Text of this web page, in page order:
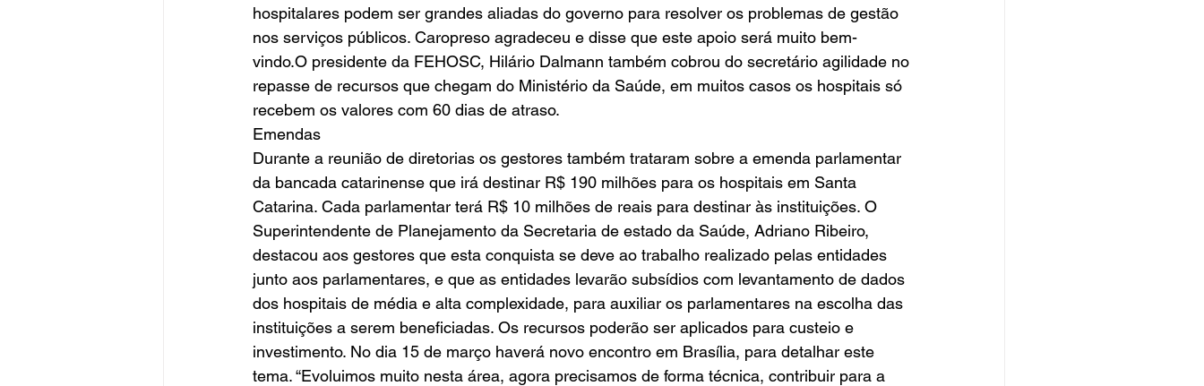
hospitalares podem ser grandes aliadas do governo para resolver os problemas de gestão
nos serviços públicos. Caropreso agradeceu e disse que este apoio será muito bem-
vindo.O presidente da FEHOSC, Hilário Dalmann também cobrou do secretário agilidade no
repasse de recursos que chegam do Ministério da Saúde, em muitos casos os hospitais só
recebem os valores com 60 dias de atraso.
Emendas
Durante a reunião de diretorias os gestores também trataram sobre a emenda parlamentar
da bancada catarinense que irá destinar R$ 190 milhões para os hospitais em Santa
Catarina. Cada parlamentar terá R$ 10 milhões de reais para destinar às instituições. O
Superintendente de Planejamento da Secretaria de estado da Saúde, Adriano Ribeiro,
destacou aos gestores que esta conquista se deve ao trabalho realizado pelas entidades
junto aos parlamentares, e que as entidades levarão subsídios com levantamento de dados
dos hospitais de média e alta complexidade, para auxiliar os parlamentares na escolha das
instituições a serem beneficiadas. Os recursos poderão ser aplicados para custeio e
investimento. No dia 15 de março haverá novo encontro em Brasília, para detalhar este
tema. “Evoluimos muito nesta área, agora precisamos de forma técnica, contribuir para a